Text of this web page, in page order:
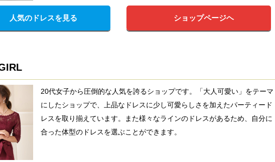
人気のドレスを見る ショップページヘ
20代女子から圧倒的な人気を誇るショップです。「大人可愛い」をテーマ
にしたショップで、上品なドレスに少し可愛らしさを加えたパーティード
レスを取り揃えています。また様々なラインのドレスがあるため、自分に
合った体型のドレスを選ぶことができます。